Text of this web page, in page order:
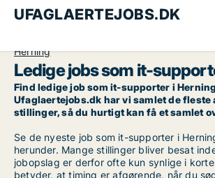
UFAGLAERTEJOBS.DK
Herning
Ledige jobs som it-
Find ledige job som it-supporter i
Ufaglaertejobs.dk har vi samlet de fleste
stillinger, så du hurtigt kan få et samlet
Se de nyeste job som it-supporter i
herunder. Mange stillinger bliver besat
jobopslag er derfor ofte kun synlige i
betyder, at timing er afgørende, når du